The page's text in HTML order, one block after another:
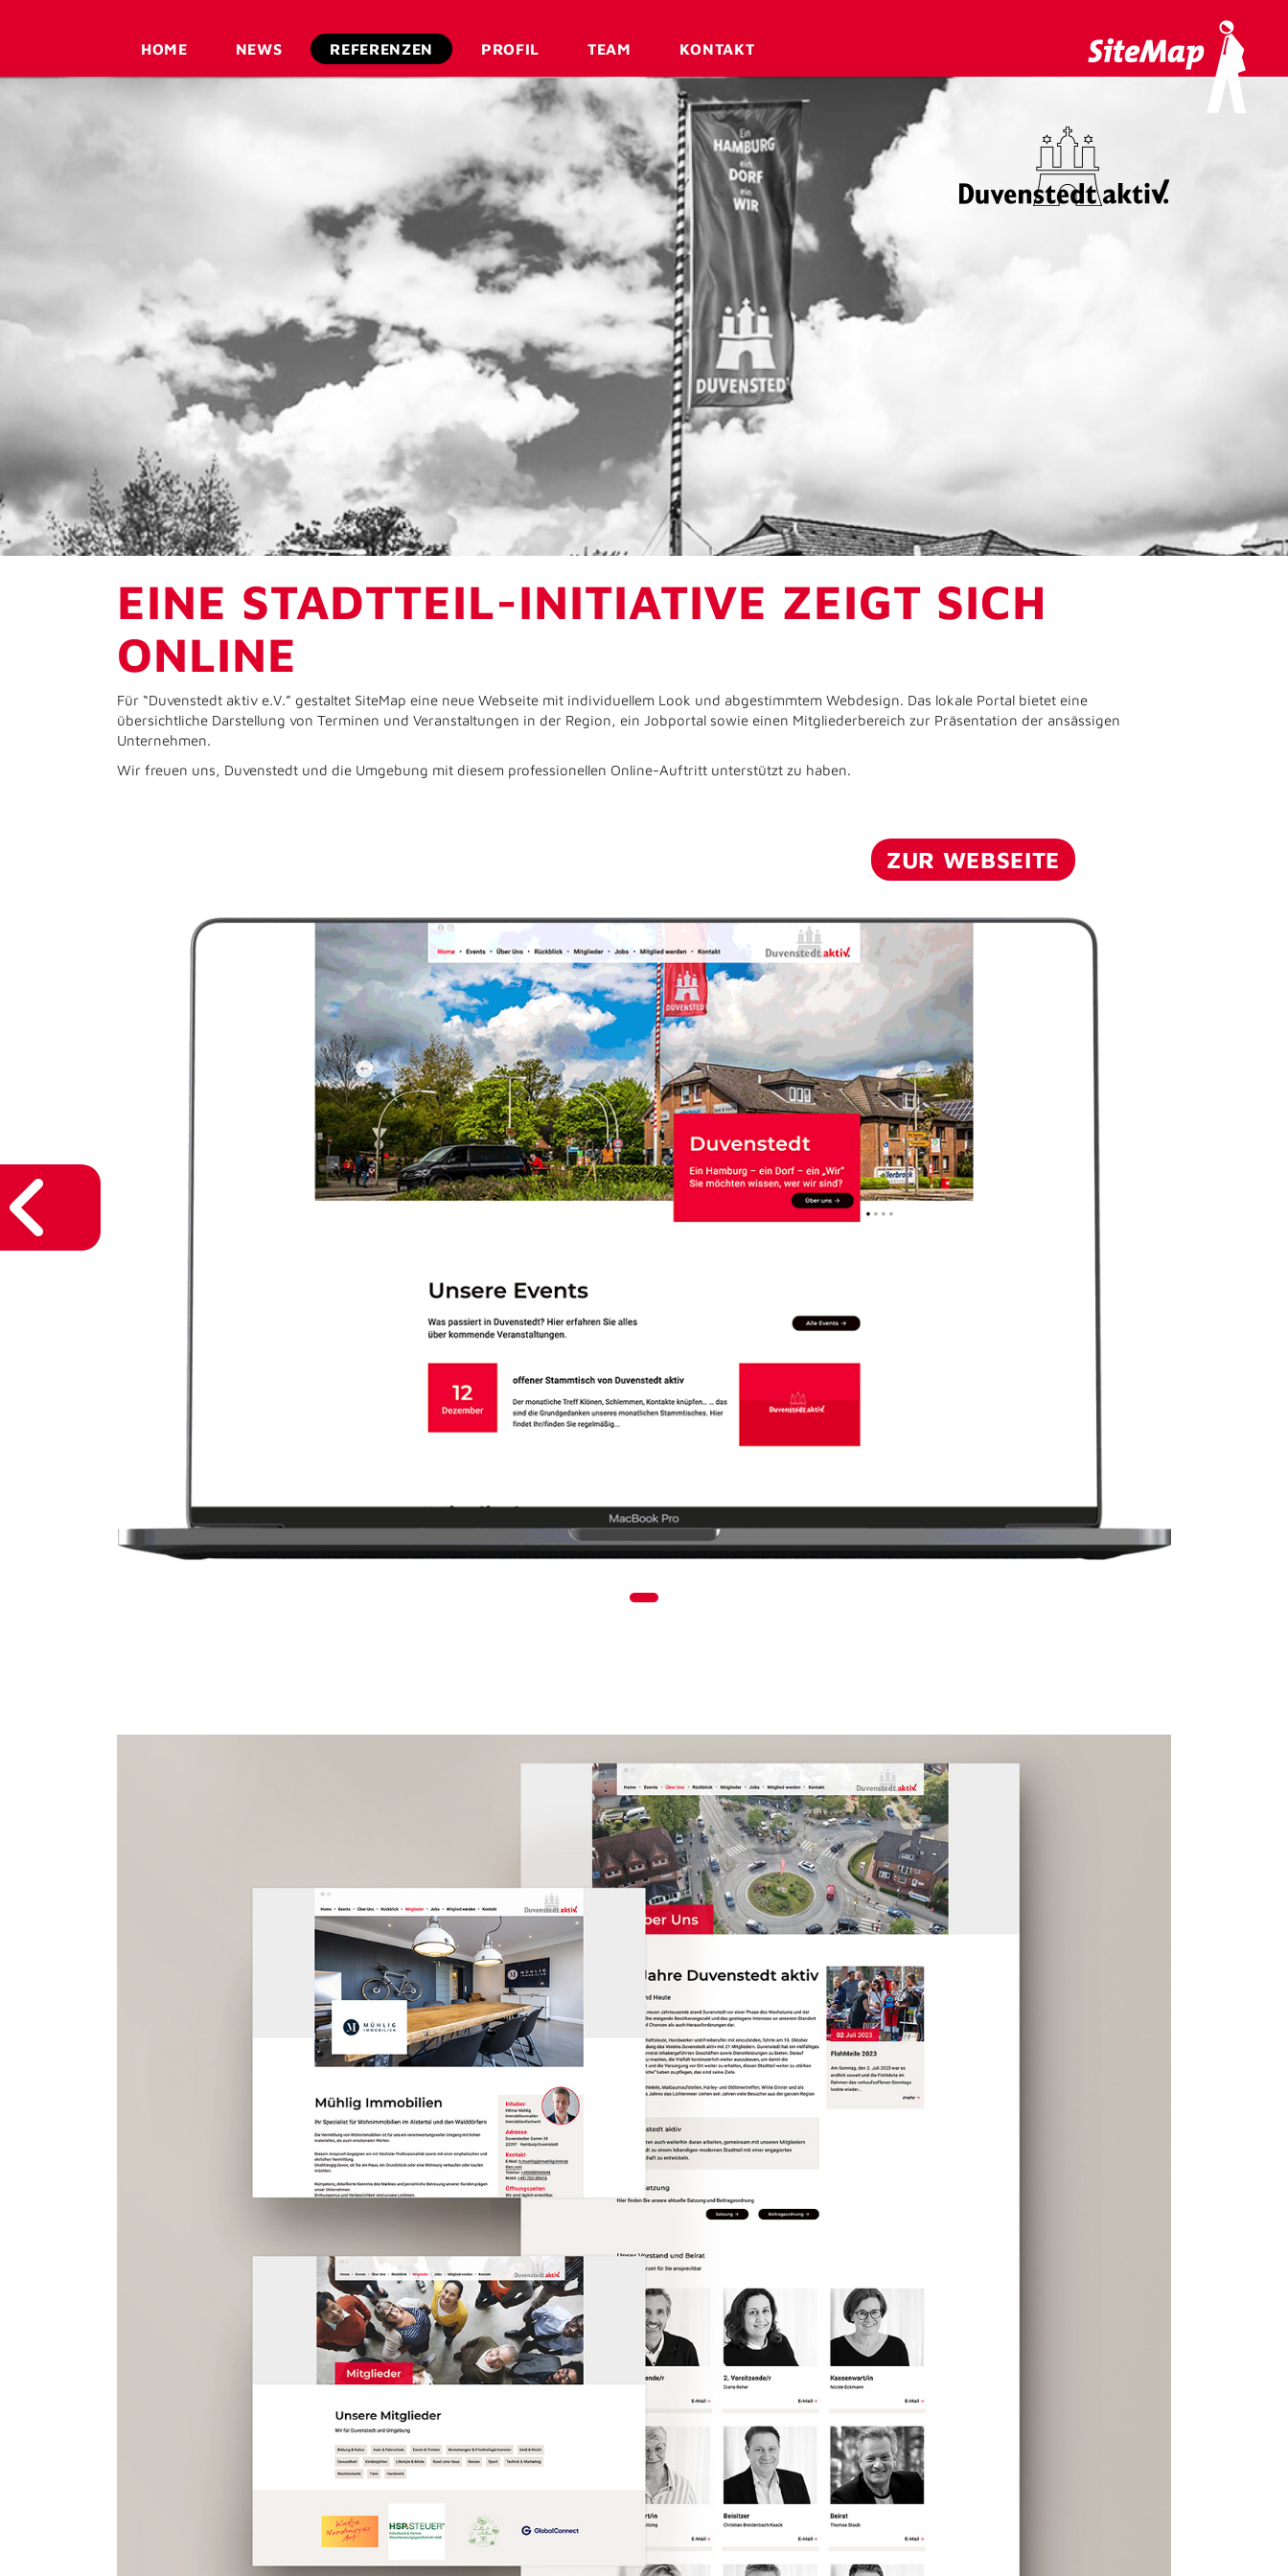
HOME NEWS REFERENZEN PROFIL TEAM KONTAKT
EINE STADTTEIL-INITIATIVE ZEIGT SICH
ONLINE
Für “Duvenstedt aktiv e.V.” gestaltet SiteMap eine neue Webseite mit individuellem Look und abgestimmtem Webdesign. Das lokale Portal bietet eine
übersichtliche Darstellung von Terminen und Veranstaltungen in der Region, ein Jobportal sowie einen Mitgliederbereich zur Präsentation der ansässigen
Unternehmen.
Wir freuen uns, Duvenstedt und die Umgebung mit diesem professionellen Online-Auftritt unterstützt zu haben.
ZUR WEBSEITE